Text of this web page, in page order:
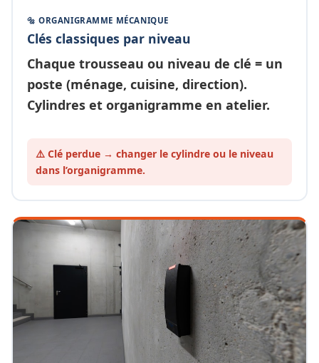
🔩 ORGANIGRAMME MÉCANIQUE
Clés classiques par niveau
Chaque trousseau ou niveau de clé = un
poste (ménage, cuisine, direction).
Cylindres et organigramme en atelier.
⚠️ Clé perdue → changer le cylindre ou le niveau
dans l’organigramme.